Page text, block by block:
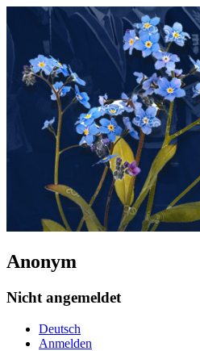
Anonym
Nicht angemeldet
Deutsch
Anmelden